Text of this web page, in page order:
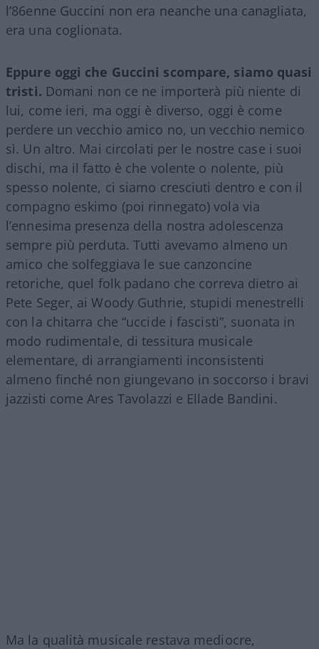
l’86enne Guccini non era neanche una canagliata,
era una coglionata.
Eppure oggi che Guccini scompare, siamo quasi
tristi. Domani non ce ne importerà più niente di
lui, come ieri, ma oggi è diverso, oggi è come
perdere un vecchio amico no, un vecchio nemico
sì. Un altro. Mai circolati per le nostre case i suoi
dischi, ma il fatto è che volente o nolente, più
spesso nolente, ci siamo cresciuti dentro e con il
compagno eskimo (poi rinnegato) vola via
l’ennesima presenza della nostra adolescenza
sempre più perduta. Tutti avevamo almeno un
amico che solfeggiava le sue canzoncine
retoriche, quel folk padano che correva dietro ai
Pete Seger, ai Woody Guthrie, stupidi menestrelli
con la chitarra che “uccide i fascisti”, suonata in
modo rudimentale, di tessitura musicale
elementare, di arrangiamenti inconsistenti
almeno finché non giungevano in soccorso i bravi
jazzisti come Ares Tavolazzi e Ellade Bandini.
Ma la qualità musicale restava mediocre,